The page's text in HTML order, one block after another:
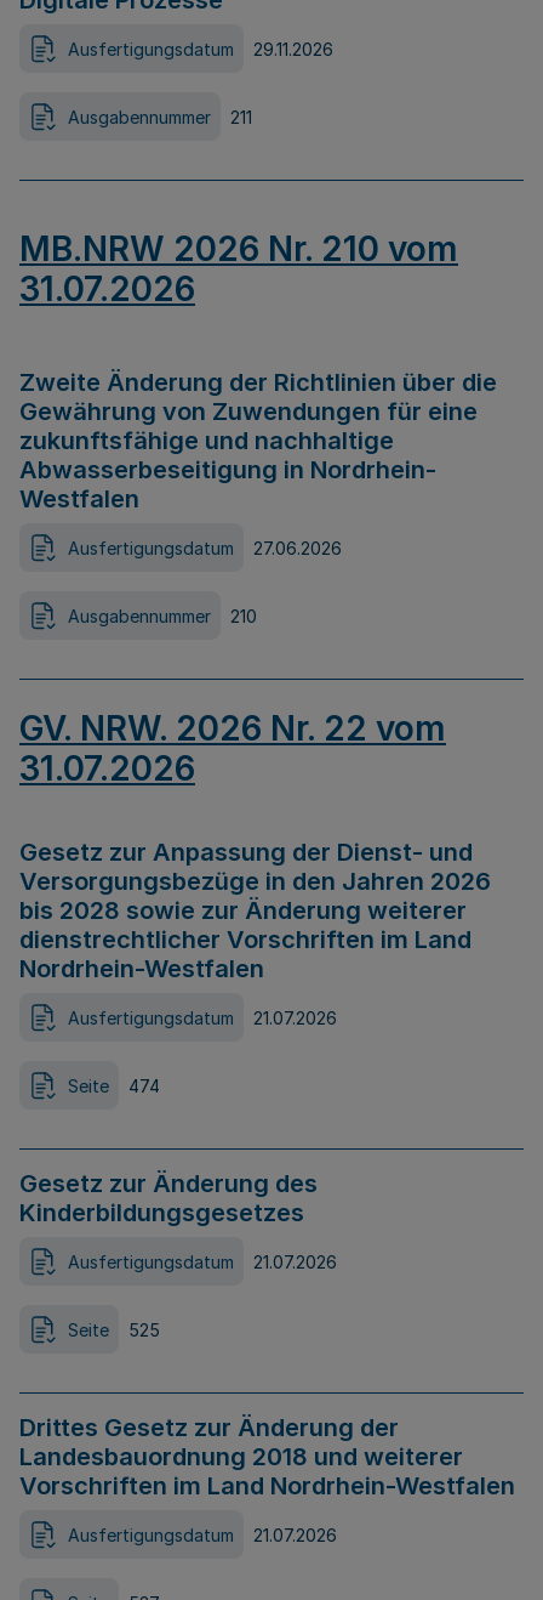
Ausfertigungsdatum 29.11.2026
Ausgabennummer 211
MB.NRW 2026 Nr. 210 vom
31.07.2026
Zweite Änderung der Richtlinien über die
Gewährung von Zuwendungen für eine
zukunftsfähige und nachhaltige
Abwasserbeseitigung in Nordrhein-
Westfalen
Ausfertigungsdatum 27.06.2026
Ausgabennummer 210
GV. NRW. 2026 Nr. 22 vom
31.07.2026
Gesetz zur Anpassung der Dienst- und
Versorgungsbezüge in den Jahren 2026
bis 2028 sowie zur Änderung weiterer
dienstrechtlicher Vorschriften im Land
Nordrhein-Westfalen
Ausfertigungsdatum 21.07.2026
Seite 474
Gesetz zur Änderung des
Kinderbildungsgesetzes
Ausfertigungsdatum 21.07.2026
Seite 525
Drittes Gesetz zur Änderung der
Landesbauordnung 2018 und weiterer
Vorschriften im Land Nordrhein-Westfalen
Ausfertigungsdatum 21.07.2026